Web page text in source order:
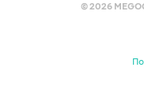
© 2026